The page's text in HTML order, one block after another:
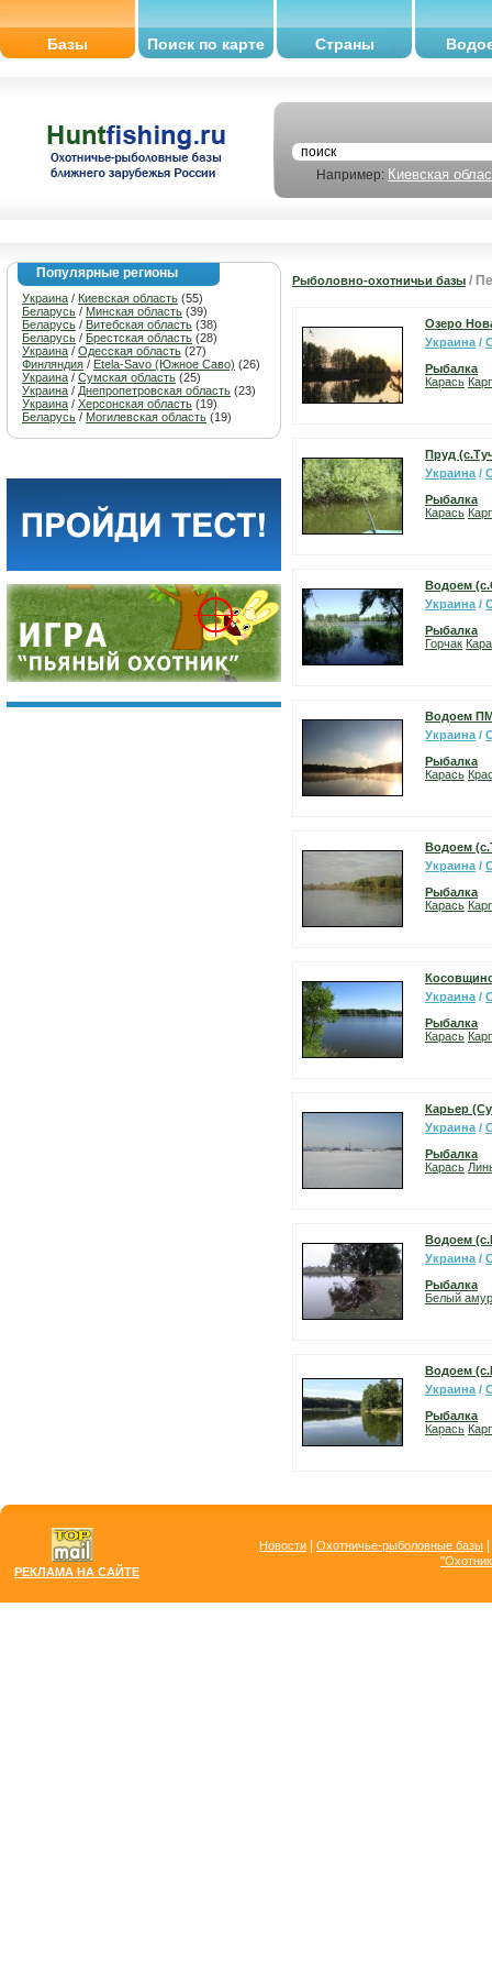
Базы Поиск по карте Страны
Например: Киевская
Популярные регионы
Украина / Киевская область (55)
Беларусь / Минская область (39)
Беларусь / Витебская область (38)
Беларусь / Брестская область (28)
Украина / Одесская область (27)
Финляндия / Etela-Savo (Южное Саво) (26)
Украина / Сумская область (25)
Украина / Днепропетровская область (23)
Украина / Херсонская область (19)
Беларусь / Могилевская область (19)
Рыболовно-охотничьи базы /
Озеро
Украина /
Рыбалка
Карась
Пруд
Украина /
Рыбалка
Карась
Водоем
Украина /
Рыбалка
Горчак
Водоем
Украина /
Рыбалка
Карась
Водоем
Украина /
Рыбалка
Карась
Украина /
Рыбалка
Карась
Карьер
Украина /
Рыбалка
Карась
Водоем
Украина /
Рыбалка
Белый амур
Водоем
Украина /
Рыбалка
Карась
РЕКЛАМА НА САЙТЕ
Новости Охотничье-рыболовные базы